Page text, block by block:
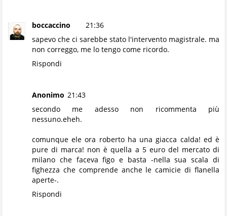
boccaccino
21:36
sapevo che ci sarebbe stato l'intervento magistrale. ma
non correggo, me lo tengo come ricordo.
Rispondi
Anonimo 21:43
secondo me adesso non ricommenta più
nessuno.eheh.
comunque ele ora roberto ha una giacca calda! ed è
pure di marca! non è quella a 5 euro del mercato di
milano che faceva figo e basta -nella sua scala di
fighezza che comprende anche le camicie di flanella
aperte-.
Rispondi